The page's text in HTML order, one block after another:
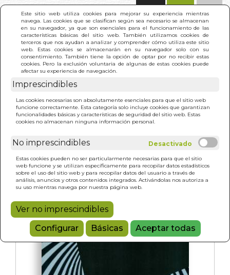
Este sitio web utiliza cookies para mejorar su experiencia mientras
navega. Las cookies que se clasifican según sea necesario se almacenan
en su navegador, ya que son esenciales para el funcionamiento de las
características básicas del sitio web. También utilizamos cookies de
terceros que nos ayudan a analizar y comprender cómo utiliza este sitio
web. Estas cookies se almacenarán en su navegador solo con su
consentimiento. También tiene la opción de optar por no recibir estas
cookies. Pero la exclusión voluntaria de algunas de estas cookies puede
afectar su experiencia de navegación.
Imprescindibles
Las cookies necesarias son absolutamente esenciales para que el sitio web
funcione correctamente. Esta categoría solo incluye cookies que garantizan
funcionalidades básicas y características de seguridad del sitio web. Estas
cookies no almacenan ninguna información personal.
No imprescindibles
Estas cookies pueden no ser particularmente necesarias para que el sitio
web funcione y se utilizan específicamente para recopilar datos estadísticos
sobre el uso del sitio web y para recopilar datos del usuario a través de
análisis, anuncios y otros contenidos integrados. Activándolas nos autoriza a
su uso mientras navega por nuestra página web.
Ver no imprescindibles
Configurar
Básicas Aceptar todas
INICIO > MANUAL DE HIPNOSIS